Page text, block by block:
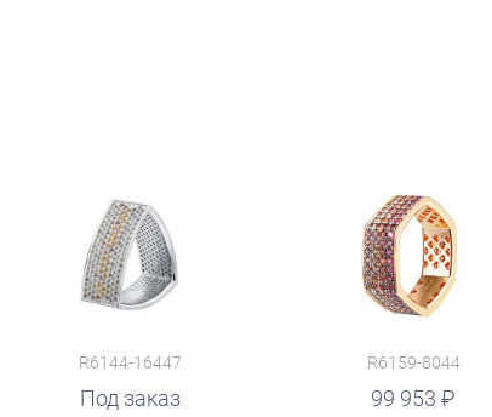
R6144-16447
Под заказ
R6159-8044
99 953
руб. руб.